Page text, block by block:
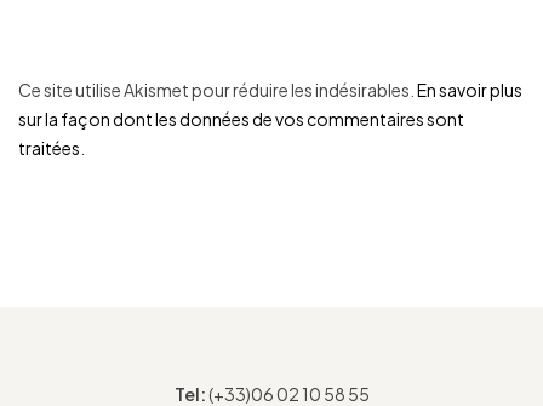
Ce site utilise Akismet pour réduire les indésirables. En savoir plus
sur la façon dont les données de vos commentaires sont
traitées
Tel:(+33)06 02 10 58 55